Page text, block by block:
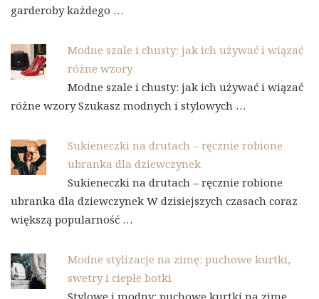
garderoby każdego …
Modne szale i chusty: jak ich używać i wiązać
różne wzory
Modne szale i chusty: jak ich używać i wiązać
różne wzory Szukasz modnych i stylowych …
Sukieneczki na drutach – ręcznie robione
ubranka dla dziewczynek
Sukieneczki na drutach – ręcznie robione
ubranka dla dziewczynek W dzisiejszych czasach coraz
większą popularność …
Modne stylizacje na zimę: puchowe kurtki,
swetry i ciepłe botki